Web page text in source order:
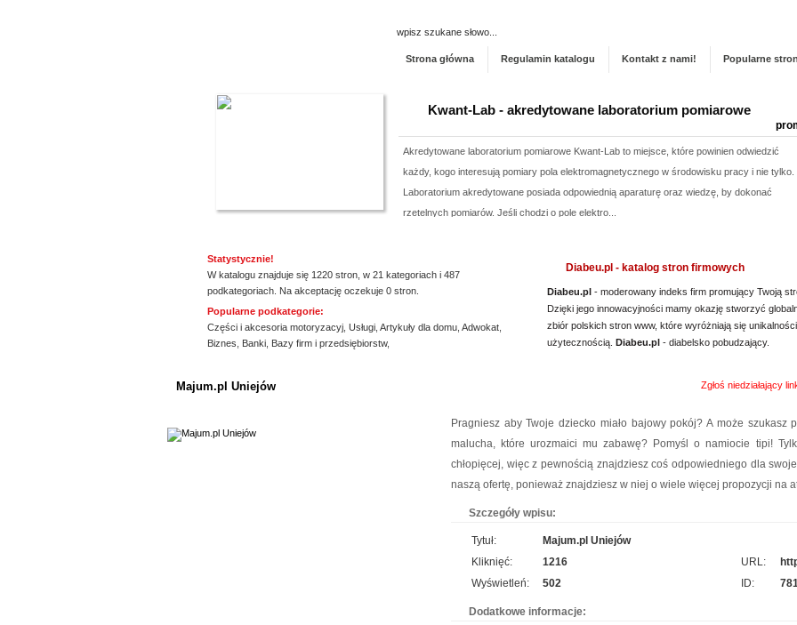
Strona główna Regulamin katalogu Kontakt z nami! Popularne
Kwant-Lab - akredytowane laboratorium pomiarowe
Akredytowane laboratorium pomiarowe Kwant-Lab to miejsce, które powinien odwiedzić
każdy, kogo interesują pomiary pola elektromagnetycznego w środowisku pracy i nie tylko.
Laboratorium akredytowane posiada odpowiednią aparaturę oraz wiedzę, by dokonać
rzetelnych pomiarów. Jeśli chodzi o pole elektro...
Jesteśmy firmą dostarczającą najwyższej klasy wyroby z metalu i przybory do napraw.
Prowadzony przez nas sklep metalowy Łódź wyróżnia się obszerną listą produktów,
przydatnych tak samo w domu, jak i na zewnątrz. Nasza propozycja obejmuje m. in.
wytrzymałe wkręty Łódź oraz oryginalnie wyglądające met...
do pełnej sprawności dziecka. Mikropolaryzacja jest bezbolesna i nieinwazyjna. Wykonuje
ją Ośrodek Intensywnej Rehabilitacji Dzieci Michałkowo. Oczywiście poza tym
wdrażanych jest wiele innych terapii dopasowan...
HYDRO-PLAN Maków Mazowiecki
Pozwolenie wodnoprawne jest wymagane prawem w ściśle określonych sytuacjach.
Diabeu.pl - katalog stron firmowych
Diabeu.pl - moderowany indeks firm promujący Twoją
Dzięki jego innowacyjności mamy okazję stworzyć
zbiór polskich stron www, które wyróżniają się
użytecznością. Diabeu.pl - diabelsko pobudzający.
Statystycznie!
W katalogu znajduje się 1220 stron, w 21 kategoriach i 487
podkategoriach. Na akceptację oczekuje 0 stron.
Popularne podkategorie:
Części i akcesoria motoryzacyj Usługi Artykuły dla domu Adwokat
Biznes
Banki Bazy firm i przedsiębiorstw,
Majum.pl Uniejów Zgłoś niedziałający
Pragniesz aby Twoje dziecko miało bajowy pokój? A może szukasz
malucha, które urozmaici mu zabawę? Pomyśl o namiocie tipi!
chłopięcej, więc z pewnością znajdziesz coś odpowiedniego dla
naszą ofertę, ponieważ znajdziesz w niej o wiele więcej propozycji na
Szczegóły wpisu:
Tytuł:
Majum.pl Uniejów
Kliknięć:
1216 URL:
Wyświetleń:
502 ID:
Dodatkowe informacje: